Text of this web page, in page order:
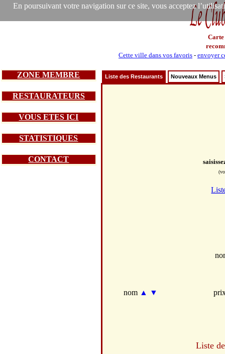
En poursuivant votre navigation sur ce site, vous acceptez
Carte
Cette ville dans vos favoris - envoyer
ZONE MEMBRE
RESTAURATEURS
VOUS ETES ICI
STATISTIQUES
CONTACT
Liste des Restaurants Nouveaux Menus
nom ▲ ▼
Liste